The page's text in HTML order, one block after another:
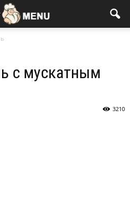
с мускатным
3210